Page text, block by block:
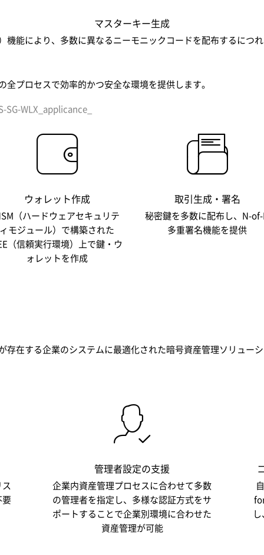
マスターキー生成
機能により、多数に異なるニーモニックコードを配布するにつ
全プロセスで効率的かつ安全な環境を提供します。
ウォレット作成
（ハードウェアセキュリテ
ィモジュール）で構築された
（信頼実行環境）上で鍵・ウ
ォレットを作成
取引生成・署名
秘密鍵を多数に配布し、N-of-
多重署名機能を提供
存在する企業のシステムに最適化された暗号資産管理ソリュー
要
管理者設定の支援
企業内資産管理プロセスに合わせて多数
の管理者を指定し、多様な認証方式をサ
ポートすることで企業別環境に合わせた
資産管理が可能